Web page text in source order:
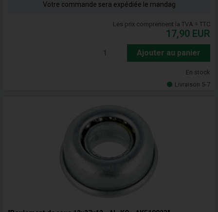
Votre commande sera expédiée le mandag
Les prix comprennent la TVA = TTC
17,90 EUR
Ajouter au panier
En stock
Livraison 5-7